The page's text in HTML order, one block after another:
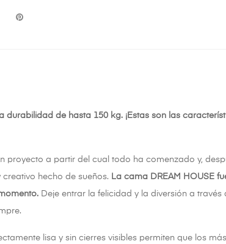
durabilidad de hasta 150 kg. ¡Estas son las
proyecto a partir del cual todo ha comenzado y,
hecho de sueños. La cama DREAM HOUSE
Deje entrar la felicidad y la diversión a través
lisa y sin cierres visibles permiten que los